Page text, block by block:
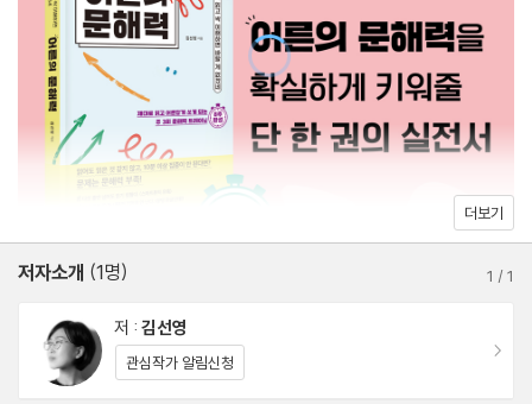
까지. 읽고 쓰기가 마음처럼 안 되어 고민인 당신에게 이 책을 적극
권한다. 쓱 읽기만 해도 싹 이해하고 싶은 모든 이들에게 든든한 독
서 소화제가 되어줄 것이다.
1회 차 - 단어를 풀어서 설명하라: 단어 스무고개
2회 차 - 어휘력 늘리기, 이것부터 시작: 유의어·반의어
3회 차 - 문장에 딱 맞는 단어를 찾아라: 단어 테트리스
4회 차 - 앞뒤를 살펴라: 생소한 단어
5회 차 - 어휘 응용력을 키우는 방법: 접사
#보충제 - 책 한 권을 끝까지 못 읽겠어요
7회 차 - 책 읽기 전에 준비운동부터: 독전감
더보기
저자소개 (1명) 1 /1
저 : 김선영
관심작가 알림신청